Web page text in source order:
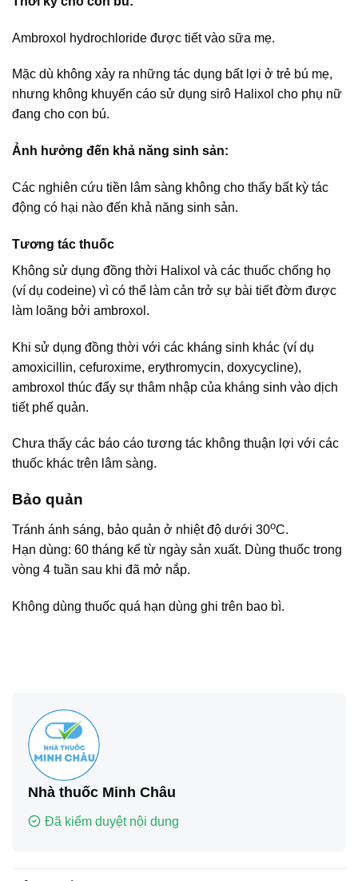
Ambroxol hydrochloride được tiết vào sữa mẹ.
Mặc dù không xảy ra những tác dụng bất lợi ở trẻ bú mẹ,
nhưng không khuyến cáo sử dụng sirô Halixol cho phụ nữ
đang cho con bú.
Ảnh hưởng đến khả năng sinh sản:
Các nghiên cứu tiền lâm sàng không cho thấy bất kỳ tác
động có hại nào đến khả năng sinh sản.
Tương tác thuốc
Không sử dụng đồng thời Halixol và các thuốc chống họ
(ví dụ codeine) vì có thể làm cản trở sự bài tiết đờm được
làm loãng bởi ambroxol.
Khi sử dụng đồng thời với các kháng sinh khác (ví dụ
amoxicillin, cefuroxime, erythromycin, doxycycline),
ambroxol thúc đẩy sự thâm nhập của kháng sinh vào dịch
tiết phế quản.
Chưa thấy các báo cáo tương tác không thuận lợi với các
thuốc khác trên lâm sàng.
Bảo quản
Tránh ánh sáng, bảo quản ở nhiệt độ dưới 30oC.
Hạn dùng: 60 tháng kể từ ngày sản xuất. Dùng thuốc trong
vòng 4 tuần sau khi đã mở nắp.
Không dùng thuốc quá hạn dùng ghi trên bao bì.
Nhà thuốc Minh Châu
Đã kiểm duyệt nội dung